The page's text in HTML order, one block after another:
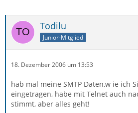
Todilu
Junior-Mitglied
18. Dezember 2006 um 13:53
hab mal meine SMTP Daten,w ie ich
eingetragen, habe mit Telnet auch
stimmt, aber alles geht!